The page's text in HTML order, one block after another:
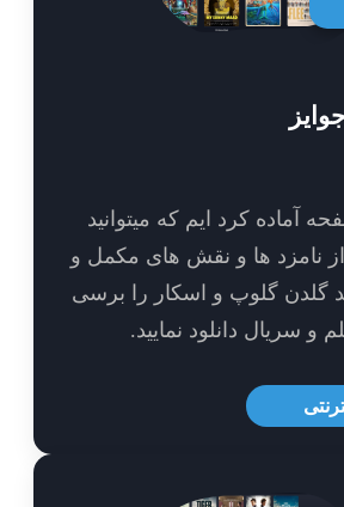
ایم که میتوانید
و نقش های مکمل و
و اسکار را برسی
دانلود نمایید.